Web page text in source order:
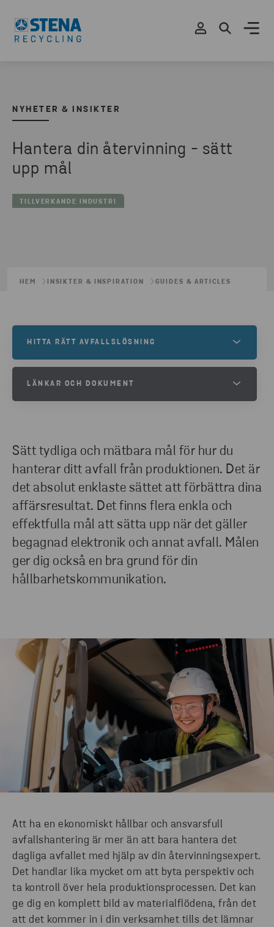
NYHETER & INSIKTER
Hantera din återvinning - sätt
upp mål
TILLVERKANDE INDUSTRI
HEM INSIKTER & INSPIRATION GUIDES & ARTICLES
Sätt tydliga och mätbara mål för hur du
hanterar ditt avfall från produktionen. Det är
det absolut enklaste sättet att förbättra dina
affärsresultat. Det finns flera enkla och
effektfulla mål att sätta upp när det gäller
begagnad elektronik och annat avfall. Målen
ger dig också en bra grund för din
hållbarhetskommunikation.
Att ha en ekonomiskt hållbar och ansvarsfull
avfallshantering är mer än att bara hantera det
dagliga avfallet med hjälp av din återvinningsexpert.
Det handlar lika mycket om att byta perspektiv och
ta kontroll över hela produktionsprocessen. Det kan
ge dig en komplett bild av materialflödena, från det
att det kommer in i din verksamhet tills det lämnar
HITTA RÄTT AVFALLSLÖSNING
KONTAKTA OSS
LÄNKAR OCH DOKUMENT